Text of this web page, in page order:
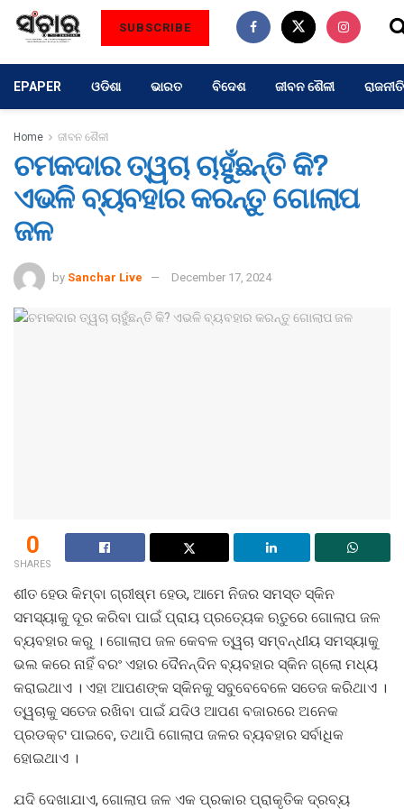
SUBSCRIBE
EPAPER ଓଡିଶା ଭାରତ ବିଦେଶ ଜୀବନ ଶୈଳୀ ରାଜନୀତି
Home ଜୀବନ ଶୈଳୀ
ଚମକଦାର ତ୍ୱଚା ଚାହୁଁଛନ୍ତି କି?
ଏଭଳି ବ୍ୟବହାର କରନ୍ତୁ ଗୋଲାପ
ଜଳ
by Sanchar Live December 17, 2024
0
SHARES
ଶୀତ ହେଉ କିମ୍ବା ଗ୍ରୀଷ୍ମ ହେଉ, ଆମେ ନିଜର ସମସ୍ତ ସ୍କିନ
ସମସ୍ୟାକୁ ଦୂର କରିବା ପାଇଁ ପ୍ରାୟ ପ୍ରତ୍ୟେକ ଋତୁରେ ଗୋଲାପ ଜଳ
ବ୍ୟବହାର କରୁ । ଗୋଲାପ ଜଳ କେବଳ ତ୍ୱଚା ସମ୍ବନ୍ଧୀୟ ସମସ୍ୟାକୁ
ଭଲ କରେ ନାହିଁ ବରଂ ଏହାର ଦୈନନ୍ଦିନ ବ୍ୟବହାର ସ୍କିନ ଗ୍ଲୋ ମଧ୍ୟ
କରାଇଥାଏ । ଏହା ଆପଣଙ୍କ ସ୍କିନକୁ ସବୁବେବେଳେ ସତେଜ କରିଥାଏ ।
ତ୍ୱଚାକୁ ସତେଜ ରଖିବା ପାଇଁ ଯଦିଓ ଆପଣ ବଜାରରେ ଅନେକ
ପ୍ରଡକ୍ଟ ପାଇବେ, ତଥାପି ଗୋଲାପ ଜଳର ବ୍ୟବହାର ସର୍ବାଧିକ
ହୋଇଥାଏ ।
ଯଦି ଦେଖାଯାଏ, ଗୋଲାପ ଜଳ ଏକ ପ୍ରକାର ପ୍ରାକୃତିକ ଦ୍ରବ୍ୟ